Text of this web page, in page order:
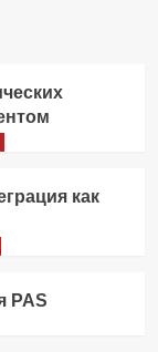
как
PAS